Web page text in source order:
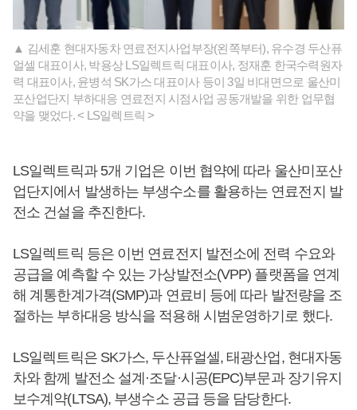
▲ 김세훈 현대자동차 연료전지사업부장(왼쪽부터), 유수경 두산퓨
얼셀 대표이사, 박용상 LS일렉트릭 대표이사, 정재훈 한국수력원자
력 대표이사, 윤병석 SK가스 대표이사 등이 3일 비대면으로 울산미
포산업단지 부하대응 연료전지 시점사업 공동개발을 위한 업무협
약을 맺었다. < LS일렉트릭 >
LS일렉트릭과 5개 기업은 이번 협약에 따라 울산미포산
업단지에서 발생하는 부생수소를 활용하는 연료전지 발
전소 건설을 추진한다.
LS일렉트릭 등은 이번 연료전지 발전소에 전력 수요와
공급을 예측할 수 있는 가상발전소(VPP) 플랫폼을 연계
해 계통한계가격(SMP)과 연료비 등에 따라 발전량을 조
절하는 부하대응 방식을 적용해 시범운영하기로 했다.
LS일렉트릭은 SK가스, 두산퓨얼셀, 태광산업, 현대자동
차와 함께 발전소 설계·조달·시공(EPC)부문과 장기유지
보수계약(LTSA), 부생수소 공급 등을 담당한다.